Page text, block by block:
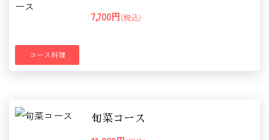
コース料理
7,700円(税込)
旬菜コース